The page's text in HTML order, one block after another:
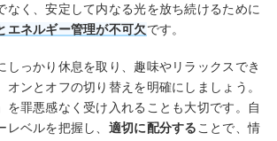
なく、安定して内なる光を放ち続けるために
エネルギー管理が不可欠です。
しっかり休息を取り、趣味やリラックスでき
オンとオフの切り替えを明確にしましょう。
を罪悪感なく受け入れることも大切です。自
ベルを把握し、 適切に配分することで、情